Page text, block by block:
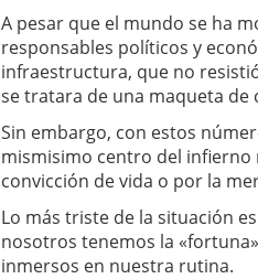
A pesar que el mundo se ha
responsables políticos y
infraestructura, que no
se tratara de una maqueta de
Sin embargo, con estos
mismisimo centro del
convicción de vida o por la
Lo más triste de la situación
nosotros tenemos la
inmersos en nuestra rutina.